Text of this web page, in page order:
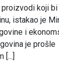
proizvodi koji
istakao je
i
je prošle